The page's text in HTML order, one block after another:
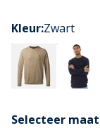
Kleur:Zwart
Selecteer maat